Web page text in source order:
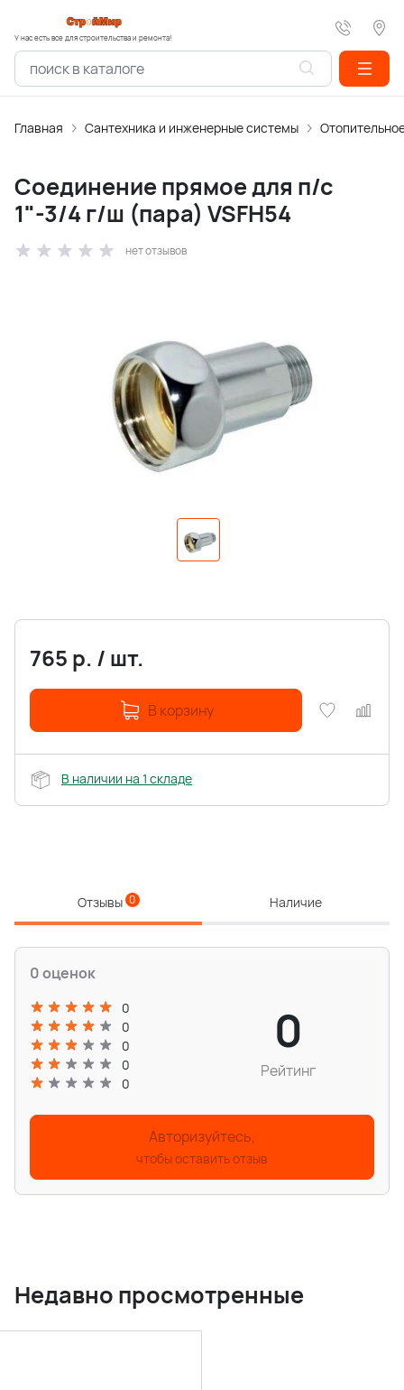
У нас есть все для строительства и ремонта!
Главная Сантехника и инженерные системы
Соединение прямое для п/с
1"-3/4 г/ш (пара) VSFH54
нет отзывов
765 р. / шт.
В корзину
В наличии на 1 складе
Отзывы 0 Наличие
0 оценок
0
0
0
0
0
0
Рейтинг
Авторизуйтесь,
чтобы оставить отзыв
Недавно просмотренные